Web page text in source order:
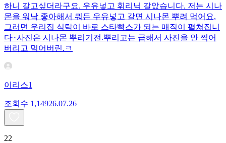
하니 갈고싶더라구요. 우유넣고 휘리닉 갈았습니다. 저는 시나
몬을 워낙 좋아해서 뭐든 우유넣고 갈면 시나몬 뿌려 먹어요.
그러면 우리집 식탁이 바로 스타빡스가 되는 매직이 펼쳐집니
다~사진은 시나몬 뿌리기전.뿌리고는 급해서 사진을 안 찍어
버리고 먹어버린.ㅋ
이리스1
조회수 1,14926.07.26
22